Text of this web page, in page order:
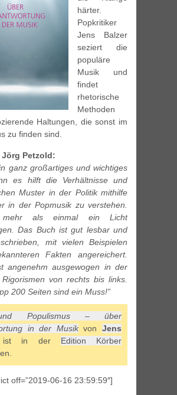
härter.
Popkritiker
Jens Balzer
seziert die
populäre
Musik und
findet
rhetorische
Methoden
Haltungen, die sonst im
zu finden sind.
Petzold:
ganz großartiges und wichtiges
es hilft die Verhältnisse und
Muster in der Politik mithilfe
in der Popmusik zu verstehen.
als einmal ein Licht
Das Buch ist gut lesbar und
mit vielen Beispielen
Fakten angereichert.
angenehm ausgewogen in der
von rechts bis links.
200 Seiten sind ein Muss!”
Populismus – über
in der MusikvonJens
in der Edition Körber
off=”2019-06-16 23:59:59″]